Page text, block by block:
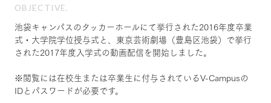
OBJECTIVE.
池袋キャンパスのタッカーホールにて挙行された2016年度卒業
式・大学院学位授与式と、東京芸術劇場（豊島区池袋）で挙行
された2017年度入学式の動画配信を開始しました。
※閲覧には在校生または卒業生に付与されているV-Campusの
IDとパスワードが必要です。